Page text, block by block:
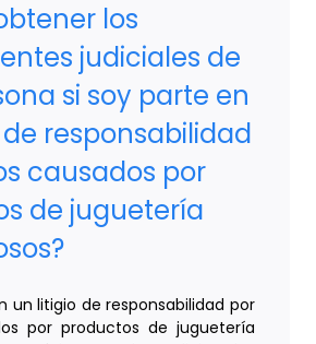
los
judiciales de
si soy parte en
responsabilidad
causados por
de juguetería
un litigio de responsabilidad por
por productos de juguetería